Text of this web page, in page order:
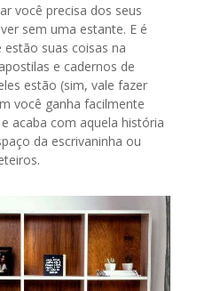
você precisa dos seus
sem uma estante. E é
suas coisas na
e cadernos de
estão (sim, vale fazer
você ganha facilmente
acaba com aquela história
da escrivaninha ou